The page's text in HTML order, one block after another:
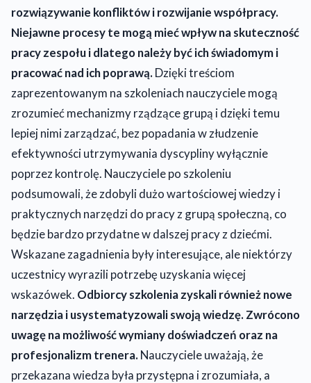
rozwiązywanie konfliktów i rozwijanie współpracy.
Niejawne procesy te mogą mieć wpływ na skuteczność
pracy zespołu i dlatego należy być ich świadomym i
pracować nad ich poprawą. Dzięki treściom
zaprezentowanym na szkoleniach nauczyciele mogą
zrozumieć mechanizmy rządzące grupą i dzięki temu
lepiej nimi zarządzać, bez popadania w złudzenie
efektywności utrzymywania dyscypliny wyłącznie
poprzez kontrolę. Nauczyciele po szkoleniu
podsumowali, że zdobyli dużo wartościowej wiedzy i
praktycznych narzędzi do pracy z grupą społeczną, co
będzie bardzo przydatne w dalszej pracy z dziećmi.
Wskazane zagadnienia były interesujące, ale niektórzy
uczestnicy wyrazili potrzebę uzyskania więcej
wskazówek. Odbiorcy szkolenia zyskali również nowe
narzędzia i usystematyzowali swoją wiedzę. Zwrócono
uwagę na możliwość wymiany doświadczeń oraz na
profesjonalizm trenera. Nauczyciele uważają, że
przekazana wiedza była przystępna i zrozumiała, a